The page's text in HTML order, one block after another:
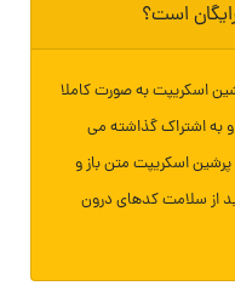
است؟
اسکریپت به صورت کاملا
به اشتراک گذاشته می
اسکریپت متن باز و
از سلامت کدهای درون